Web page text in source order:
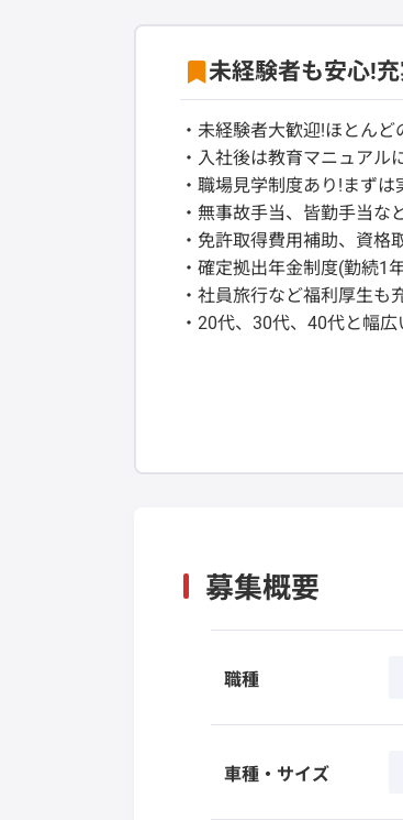
未経験者も安心!
・未経験者大歓迎!ほとん
・入社後は教育マニュアル
・職場見学制度あり!まず
・無事故手当、皆勤手当な
・免許取得費用補助、資格
・確定拠出年金制度(勤続1
・社員旅行など福利厚生も
・20代、30代、40代と幅
募集概要
職種
車種・サイズ